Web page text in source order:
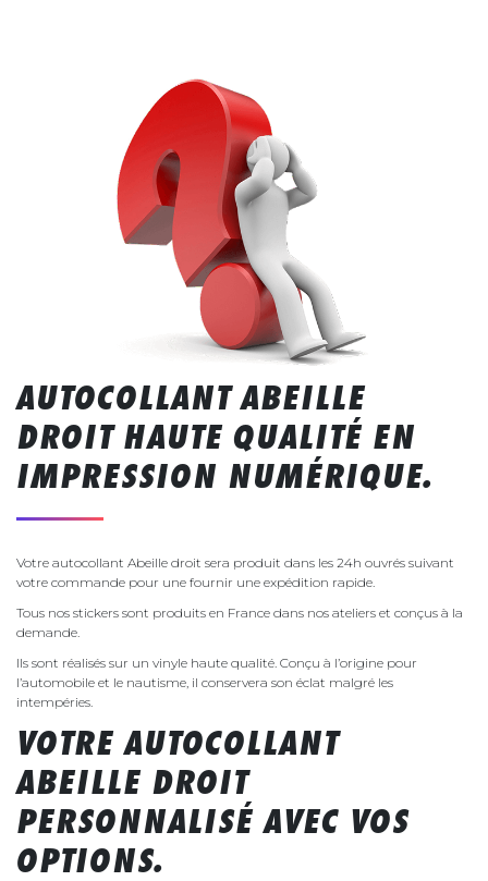
AUTOCOLLANT ABEILLE
DROIT HAUTE QUALITÉ EN
IMPRESSION NUMÉRIQUE.
Votre autocollant Abeille droit sera produit dans les 24h ouvrés suivant
votre commande pour une fournir une expédition rapide.
Tous nos stickers sont produits en France dans nos ateliers et conçus à la
demande.
Ils sont réalisés sur un vinyle haute qualité. Conçu à l’origine pour
l’automobile et le nautisme, il conservera son éclat malgré les
intempéries.
VOTRE AUTOCOLLANT
ABEILLE DROIT
PERSONNALISÉ AVEC VOS
OPTIONS.